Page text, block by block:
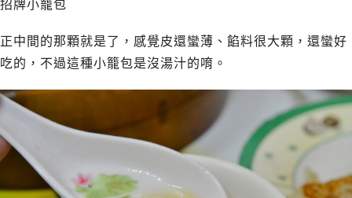
招牌小籠包
正中間的那顆就是了，感覺皮還蠻薄、餡料很大顆，還蠻好
吃的，不過這種小籠包是沒湯汁的唷。